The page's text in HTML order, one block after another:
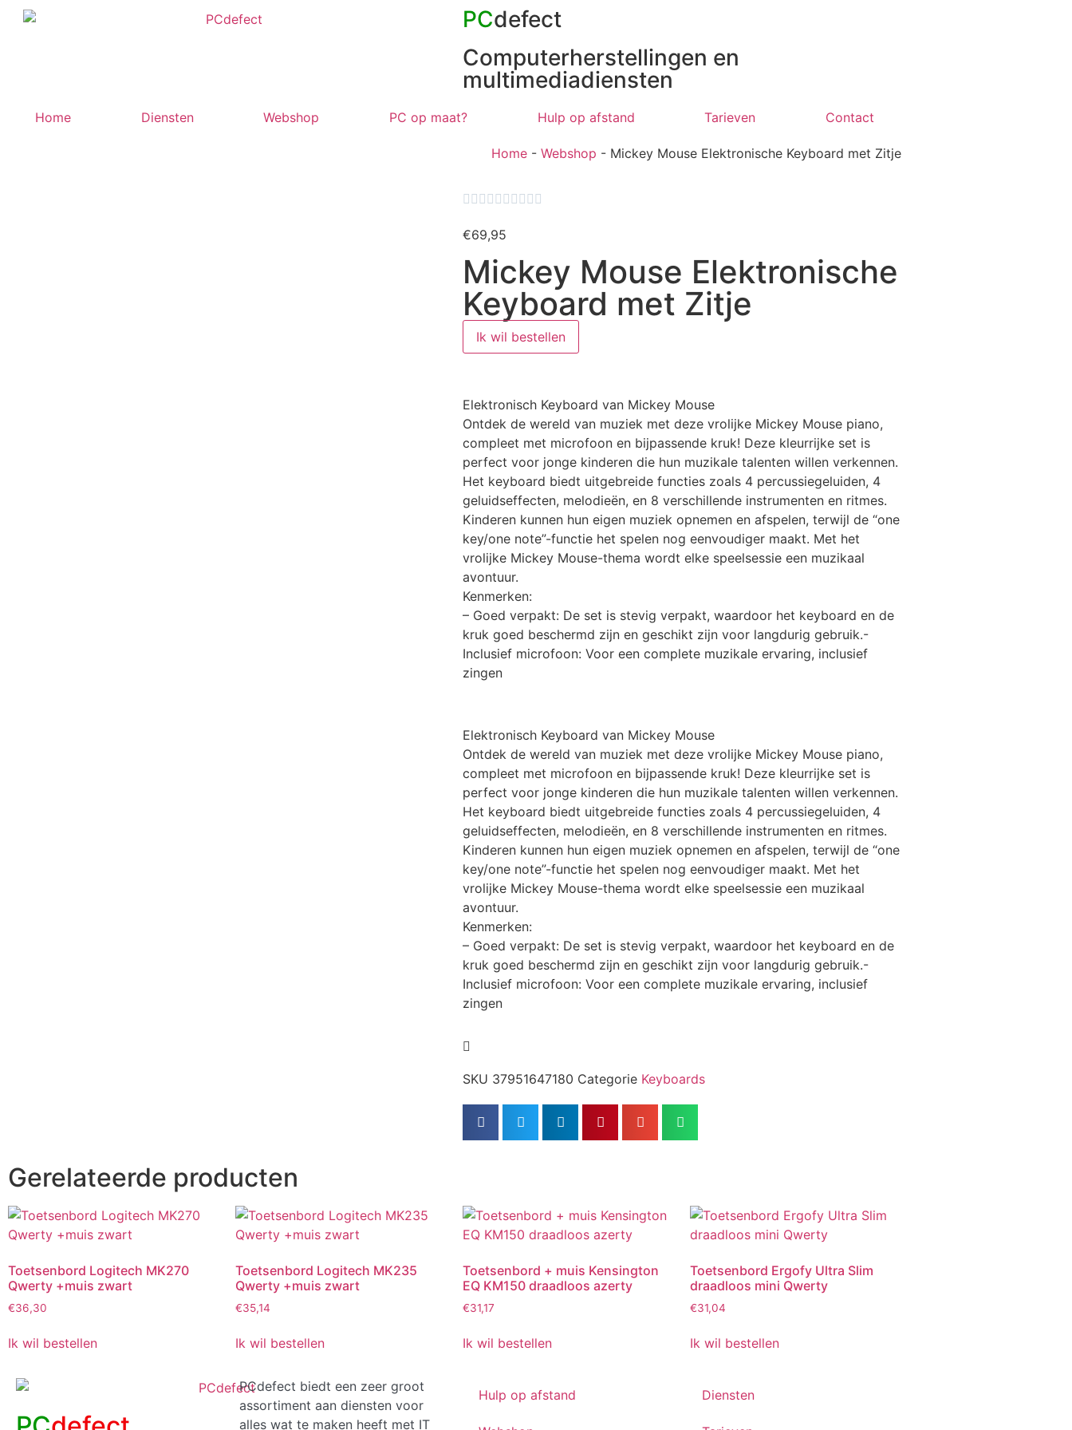
PCdefect
Computerherstellingen en
multimediadiensten
Home Diensten Webshop PC op maat? Hulp op afstand Tarieven Contact
Home - Webshop - Mickey Mouse Elektronische Keyboard met Zitje
         
€69,95
Mickey Mouse Elektronische
Keyboard met Zitje
Ik wil bestellen
Elektronisch Keyboard van Mickey Mouse
Ontdek de wereld van muziek met deze vrolijke Mickey Mouse piano,
compleet met microfoon en bijpassende kruk! Deze kleurrijke set is
perfect voor jonge kinderen die hun muzikale talenten willen verkennen.
Het keyboard biedt uitgebreide functies zoals 4 percussiegeluiden, 4
geluidseffecten, melodieën, en 8 verschillende instrumenten en ritmes.
Kinderen kunnen hun eigen muziek opnemen en afspelen, terwijl de “one
key/one note”-functie het spelen nog eenvoudiger maakt. Met het
vrolijke Mickey Mouse-thema wordt elke speelsessie een muzikaal
avontuur.
Kenmerken:
– Goed verpakt: De set is stevig verpakt, waardoor het keyboard en de
kruk goed beschermd zijn en geschikt zijn voor langdurig gebruik.-
Inclusief microfoon: Voor een complete muzikale ervaring, inclusief
zingen
Elektronisch Keyboard van Mickey Mouse
Ontdek de wereld van muziek met deze vrolijke Mickey Mouse piano,
compleet met microfoon en bijpassende kruk! Deze kleurrijke set is
perfect voor jonge kinderen die hun muzikale talenten willen verkennen.
Het keyboard biedt uitgebreide functies zoals 4 percussiegeluiden, 4
geluidseffecten, melodieën, en 8 verschillende instrumenten en ritmes.
Kinderen kunnen hun eigen muziek opnemen en afspelen, terwijl de “one
key/one note”-functie het spelen nog eenvoudiger maakt. Met het
vrolijke Mickey Mouse-thema wordt elke speelsessie een muzikaal
avontuur.
Kenmerken:
– Goed verpakt: De set is stevig verpakt, waardoor het keyboard en de
kruk goed beschermd zijn en geschikt zijn voor langdurig gebruik.-
Inclusief microfoon: Voor een complete muzikale ervaring, inclusief
zingen
SKU 37951647180 Categorie Keyboards
Gerelateerde producten
Toetsenbord Logitech MK270
Qwerty +muis zwart
€36,30
Ik wil bestellen
Toetsenbord Logitech MK235
Qwerty +muis zwart
€35,14
Ik wil bestellen
Toetsenbord + muis Kensington
EQ KM150 draadloos azerty
€31,17
Ik wil bestellen
Toetsenbord Ergofy Ultra Slim
draadloos mini Qwerty
€31,04
Ik wil bestellen
PCdefect biedt een zeer groot
assortiment aan diensten voor
alles wat te maken heeft met IT
Hulp op afstand Diensten